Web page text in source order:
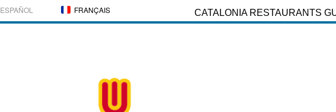
ESPAÑOL FRANÇAIS CATALONIA RESTAURANTS